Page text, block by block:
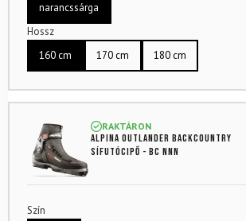
narancssárga
Hossz
160 cm
170 cm 180 cm
RAKTÁRON
ALPINA Outlander backcountry
sífutócipő - BC NNN
Szín